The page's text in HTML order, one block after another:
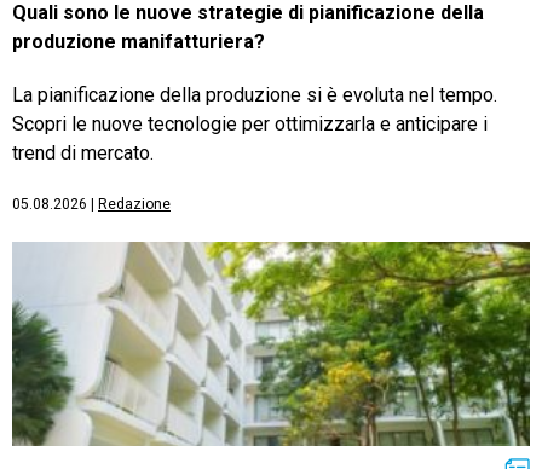
Quali sono le nuove strategie di pianificazione della
produzione manifatturiera?
La pianificazione della produzione si è evoluta nel tempo.
Scopri le nuove tecnologie per ottimizzarla e anticipare i
trend di mercato.
05.08.2026 Redazione